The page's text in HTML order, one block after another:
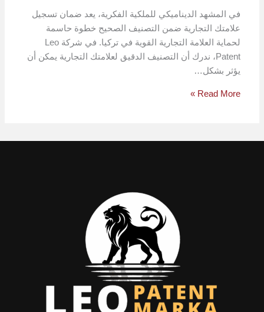
في المشهد الديناميكي للملكية الفكرية، يعد ضمان تسجيل
علامتك التجارية ضمن التصنيف الصحيح خطوة حاسمة
لحماية العلامة التجارية القوية في تركيا. في شركة Leo
Patent، ندرك أن التصنيف الدقيق لعلامتك التجارية يمكن أن
يؤثر بشكل…
Read More »